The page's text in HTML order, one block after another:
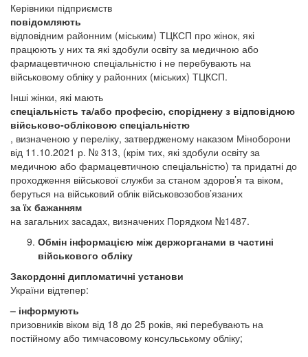
Керівники підприємств
повідомляють
відповідним районним (міським) ТЦКСП про жінок, які
працюють у них та які здобули освіту за медичною або
фармацевтичною спеціальністю і не перебувають на
військовому обліку у районних (міських) ТЦКСП.
Інші жінки, які мають
спеціальність та/або професію, споріднену з відповідною
військово-обліковою спеціальністю
, визначеною у переліку, затвердженому наказом Міноборони
від 11.10.2021 р. № 313, (крім тих, які здобули освіту за
медичною або фармацевтичною спеціальністю) та придатні до
проходження військової служби за станом здоров’я та віком,
беруться на військовий облік військовозобов’язаних
за їх бажанням
на загальних засадах, визначених Порядком №1487.
Обмін інформацією між держорганами в частині
військового обліку
Закордонні дипломатичні установи
України відтепер:
– інформують
призовників віком від 18 до 25 років, які перебувають на
постійному або тимчасовому консульському обліку;